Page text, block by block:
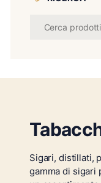
Sigari, distillati,
gamma di sigari